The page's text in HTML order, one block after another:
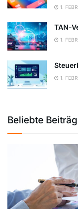
1.
TAN-
1.
1.
Beliebte